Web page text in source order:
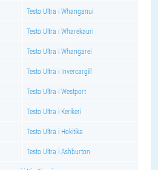
Testo Ultra i Whanganui
Testo Ultra i Wharekauri
Testo Ultra i Whangarei
Testo Ultra i Invercargill
Testo Ultra i Westport
Testo Ultra i Kerikeri
Testo Ultra i Hokitika
Testo Ultra i Ashburton